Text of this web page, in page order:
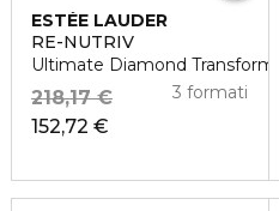
ESTÉE LAUDER
RE-NUTRIV
Ultimate Diamond
152,72 €
218,17 € 3 formati